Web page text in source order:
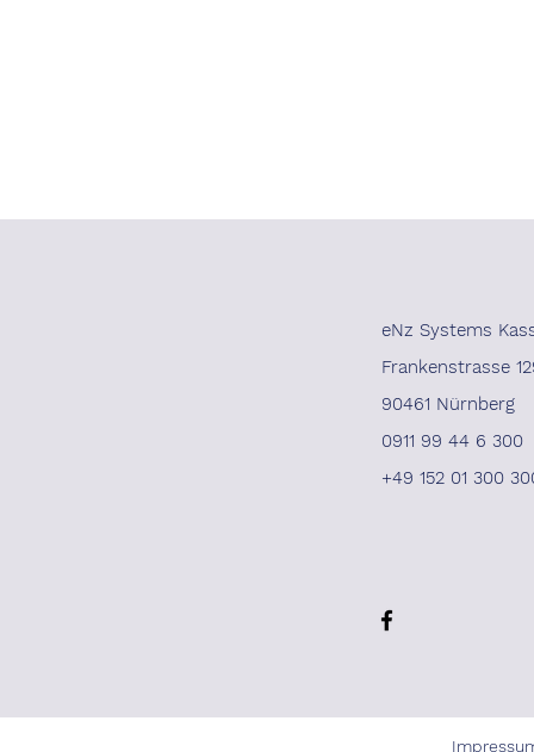
eNz Systems
Frankenstrasse
90461 Nürnberg
0911 99 44 6 300
+49 152 01 300